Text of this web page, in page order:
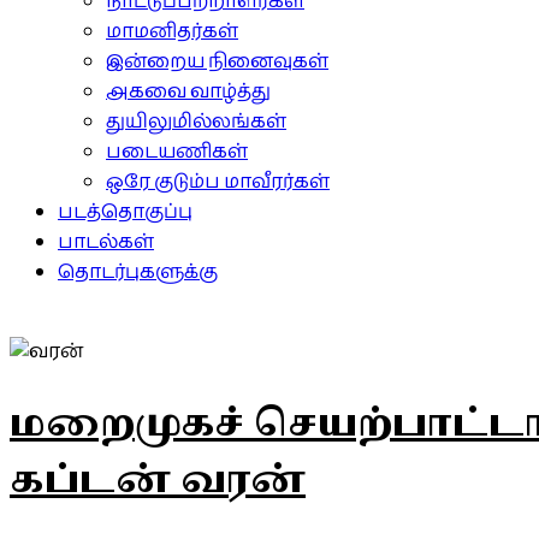
மாமனிதர்கள்
இன்றைய நினைவுகள்
அகவை வாழ்த்து
துயிலுமில்லங்கள்
படையணிகள்
ஒரே குடும்ப மாவீரர்கள்
படத்தொகுப்பு
பாடல்கள்
தொடர்புகளுக்கு
மறைமுகச்
கப்டன் வரன்